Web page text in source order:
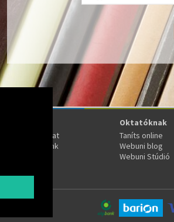
Kapcsolat
Oktatóink
Oktatóknak
Taníts online
Webuni blog
Webuni Stúdió